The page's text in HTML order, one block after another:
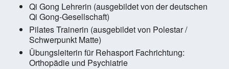
Qi Gong Lehrerin (ausgebildet von der deutschen
Qi Gong-Gesellschaft)
Pilates Trainerin (ausgebildet von Polestar /
Schwerpunkt Matte)
Übungsleiterin für Rehasport Fachrichtung:
Orthopädie und Psychiatrie